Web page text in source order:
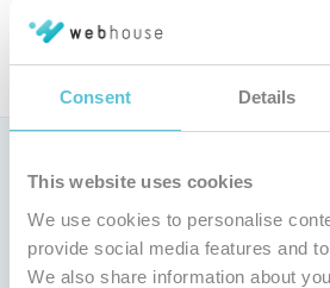
Consent Details
This website uses cookies
We use cookies to personalise
provide social media features and
We also share information about
Objednať
Len u nás webhosting už od 0,9 € bez DPH
s jedinečnougaranciou 100 % dostupnosti